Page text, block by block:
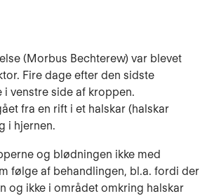
(Morbus Bechterew) var blevet
Fire dage efter den sidste
venstre side af kroppen.
fra en rift i et halskar (halskar
i hjernen.
og blødningen ikke med
følge af behandlingen, bl.a. fordi der
og ikke i området omkring halskar